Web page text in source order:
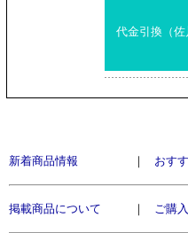
代金引換（
新着商品情報 ｜ おす
掲載商品について ｜ ご購